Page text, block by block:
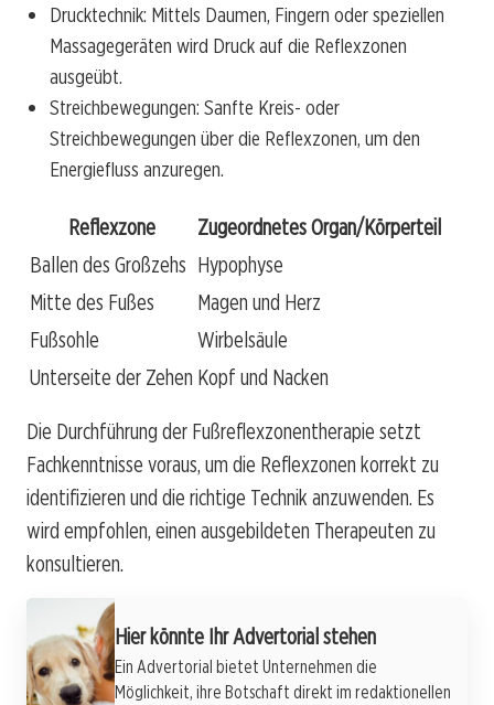
Drucktechnik: Mittels Daumen, Fingern oder speziellen
Massagegeräten wird Druck auf die Reflexzonen
ausgeübt.
Streichbewegungen: Sanfte Kreis- oder
Streichbewegungen über die Reflexzonen, um den
Energiefluss anzuregen.
Reflexzone
Zugeordnetes Organ/Körperteil
Ballen des Großzehs Hypophyse
Mitte des Fußes
Magen und Herz
Fußsohle
Wirbelsäule
Unterseite der Zehen Kopf und Nacken
Die Durchführung der Fußreflexzonentherapie setzt
Fachkenntnisse voraus, um die Reflexzonen korrekt zu
identifizieren und die richtige Technik anzuwenden. Es
wird empfohlen, einen ausgebildeten Therapeuten zu
konsultieren.
Hier könnte Ihr Advertorial stehen
Ein Advertorial bietet Unternehmen die
Möglichkeit, ihre Botschaft direkt im redaktionellen